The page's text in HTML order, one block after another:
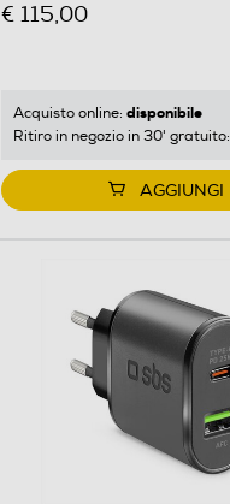
€ 115,00
Acquisto online: disponibile
Ritiro in negozio in 30' gratuito:
AGGIUNGI